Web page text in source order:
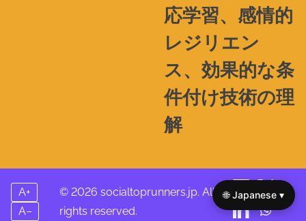
応学習、感情的
レジリエン
ス、効果的な条
件付け技術の理
解
A+
A–
© 2026 socialtoprunners.jp. All
rights reserved.
🌐 Japanese ▾